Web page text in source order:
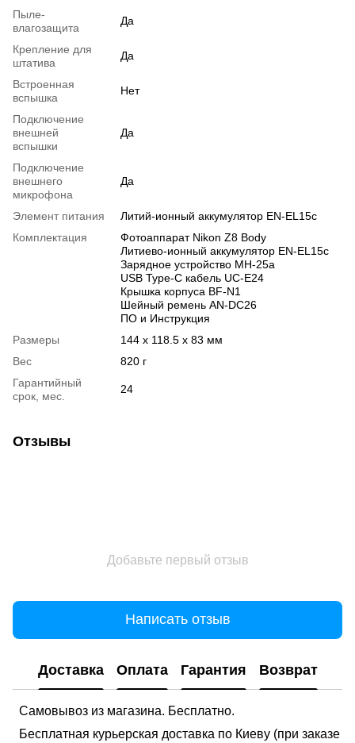
Пыле-
влагозащита
Да
Крепление для
штатива
Да
Встроенная
вспышка
Нет
Подключение
внешней
вспышки
Да
Подключение
внешнего
микрофона
Да
Элемент питания
Литий-ионный аккумулятор EN-EL15c
Комплектация
Фотоаппарат Nikon Z8 Body
Литиево-ионный аккумулятор EN-EL15c
Зарядное устройство MH-25a
USB Type-C кабель UC-E24
Крышка корпуса BF-N1
Шейный ремень AN-DC26
ПО и Инструкция
Размеры
144 x 118.5 x 83 мм
Вес
820 г
Гарантийный
срок, мес.
24
Отзывы
Добавьте первый отзыв
Написать отзыв
Доставка Оплата Гарантия Возврат
Самовывоз из магазина. Бесплатно.
Бесплатная курьерская доставка по Киеву (при заказе